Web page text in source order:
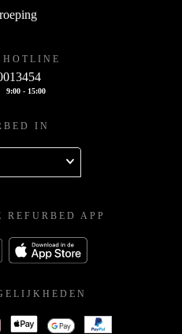
9:00 - 15:00
IN
REFURBED APP